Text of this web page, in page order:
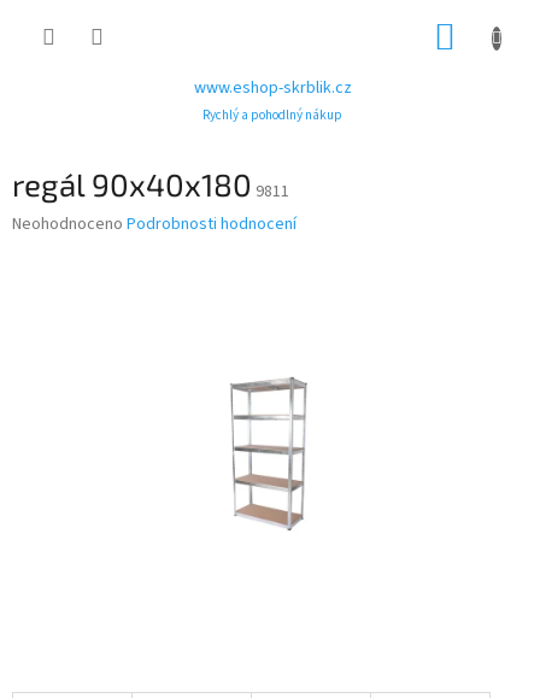
www.eshop-skrblik.cz
Rychlý a pohodlný nákup
regál 90x40x180 9811
Průměrné
Neohodnoceno Podrobnosti hodnocení